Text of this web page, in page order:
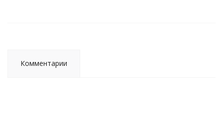
Комментарии